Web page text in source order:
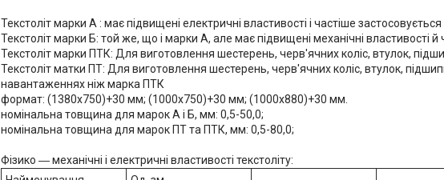
Текстоліт марки А : має підвищені електричні властивості і частіше
Текстоліт марки Б: той же, що і марки А, але має підвищені механічні властивості
Текстоліт марки ПТК: Для виготовлення шестерень, черв'ячних коліс, втулок,
Текстоліт матки ПТ: Для виготовлення шестерень, черв'ячних коліс, втулок,
навантаженнях ніж марка ПТК
формат: (1380х750)+30 мм; (1000х750)+30 мм; (1000х880)+30 мм.
номінальна товщина для марок А і Б, мм: 0,5-50,0;
номінальна товщина для марок ПТ та ПТК, мм: 0,5-80,0;
Фізико ― механічні і електричні властивості текстоліту: